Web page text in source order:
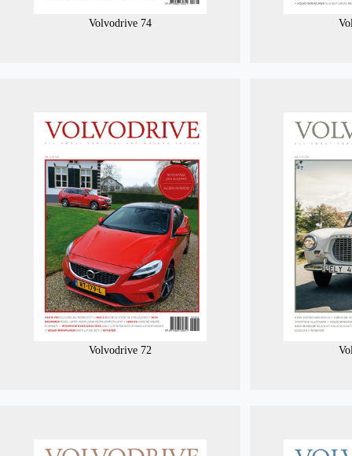
Volvodrive 74
Volvodrive 72